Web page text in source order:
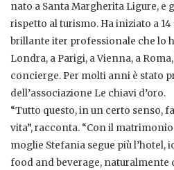
nato a Santa Margherita Ligure, e
rispetto al turismo. Ha iniziato a
brillante iter professionale che lo
Londra, a Parigi, a Vienna, a
concierge. Per molti anni è stato
dell’associazione Le chiavi d’oro.
“Tutto questo, in un certo senso,
vita”, racconta. “Con il
moglie Stefania segue più l’hotel,
food and beverage, naturalmente